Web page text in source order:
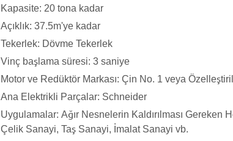
Kapasite: 20 tona kadar
Açıklık: 37.5m'ye kadar
Tekerlek: Dövme Tekerlek
Vinç başlama süresi: 3 saniye
Motor ve Redüktör Markası: Çin No. 1 veya
Ana Elektrikli Parçalar: Schneider
Uygulamalar: Ağır Nesnelerin Kaldırılması Gereken
Çelik Sanayi, Taş Sanayi, İmalat Sanayi vb.